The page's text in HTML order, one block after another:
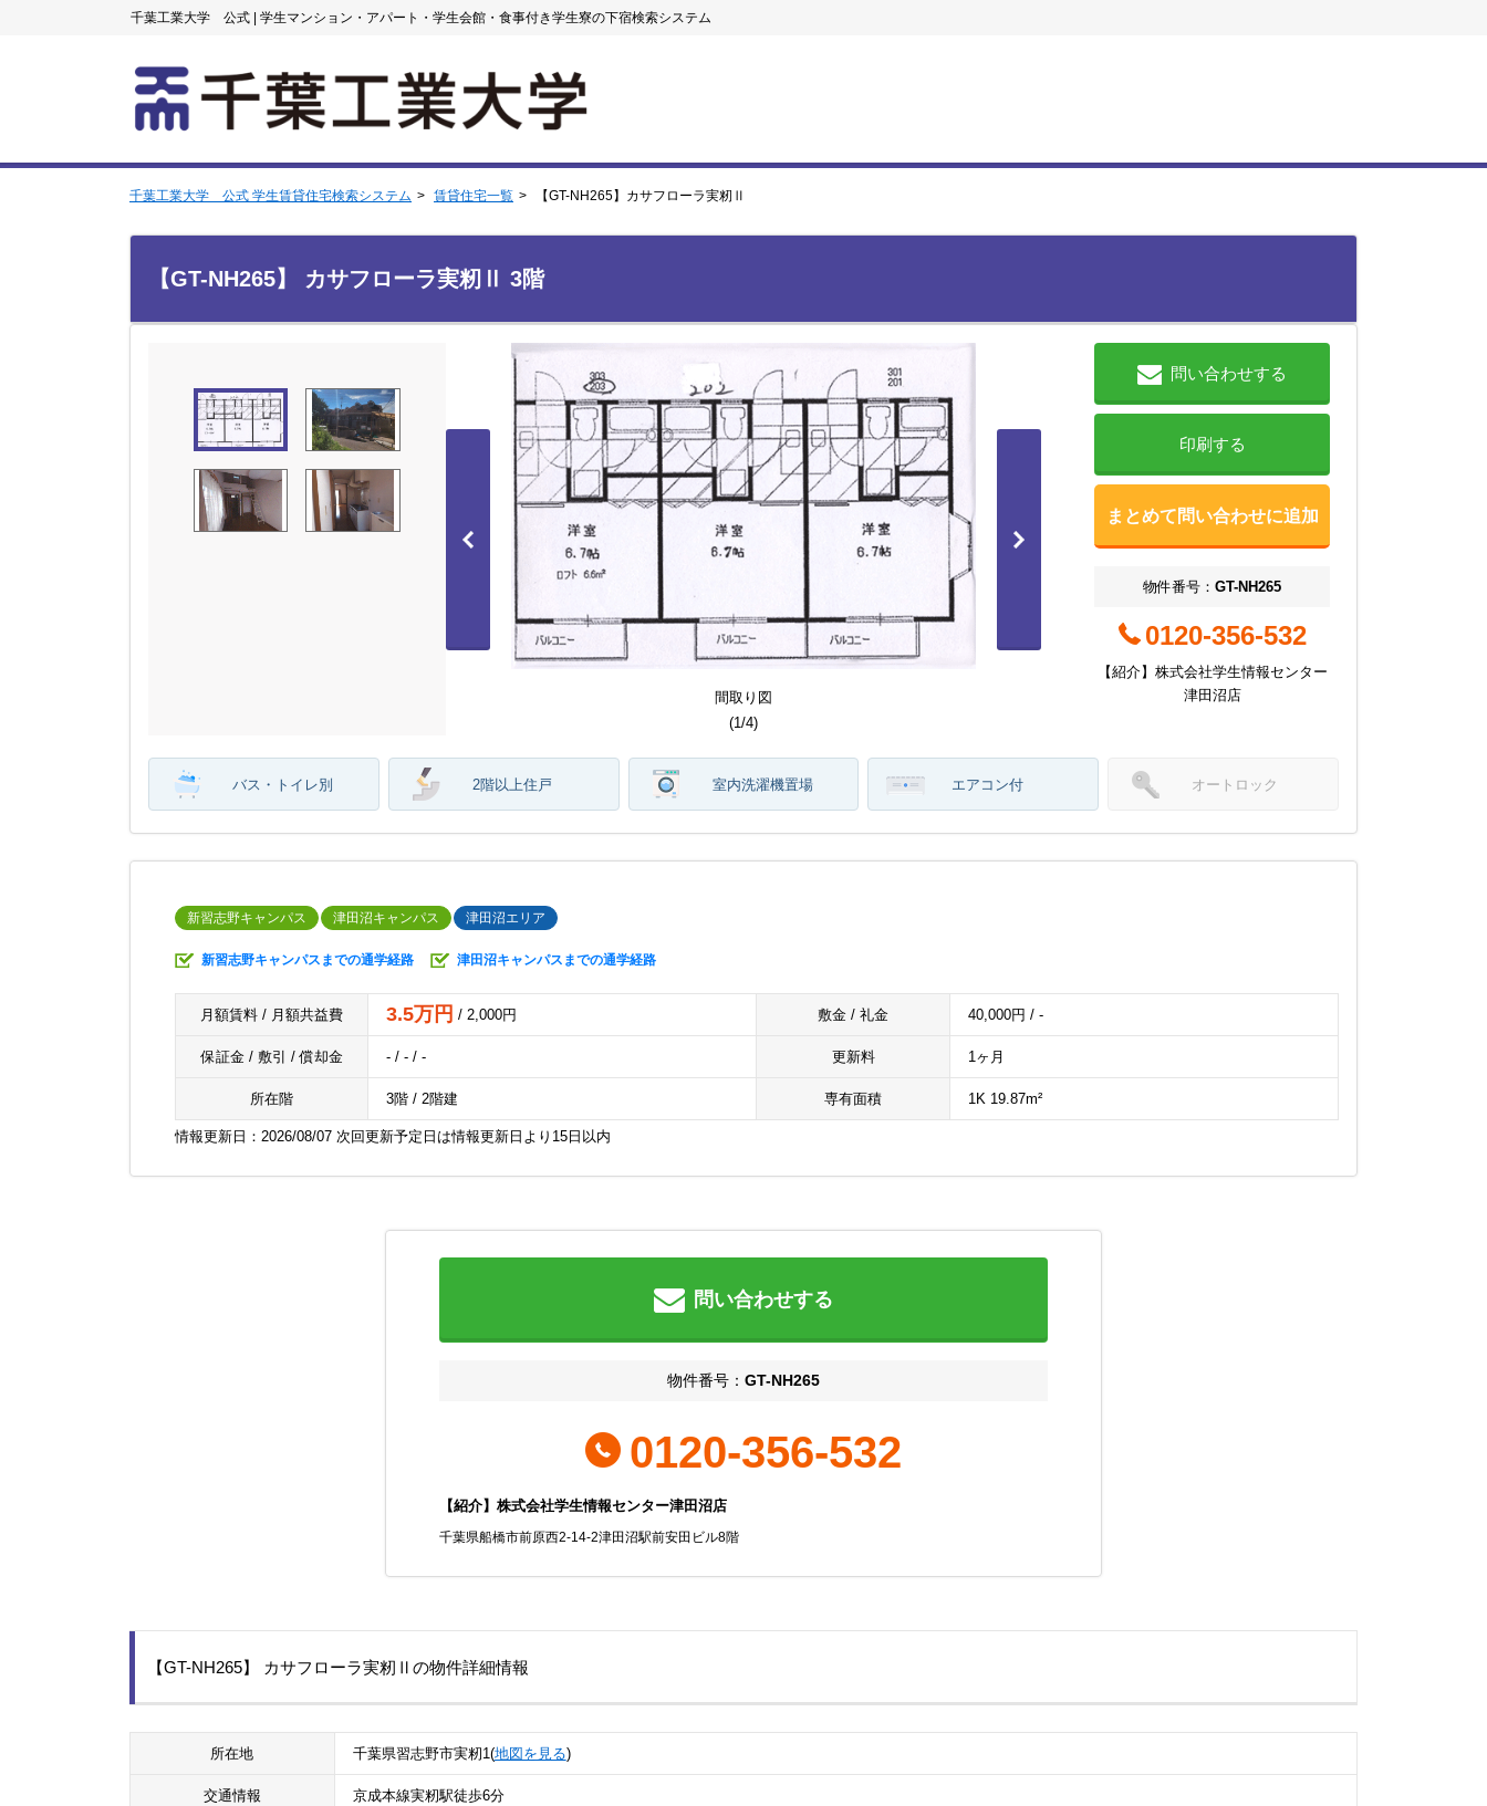
千葉工業大学 公式 学生マンション・アパート・学生会館・食事付き学生寮の下宿検索システム
千葉工業大学 公式 学生賃貸住宅検索システム 賃貸住宅一覧 【GT-NH265】カサフローラ実籾Ⅱ
【GT-NH265】 カサフローラ実籾Ⅱ 3階
キッチン
(1/4)
間取り図
(1/4)
建物外観
(1/4)
居室・リビング
(1/4)
キッチン
(1/4)
間取り図
(1/4)
問い合わせする
印刷する
まとめて問い合わせに追加
物件番号： GT-NH265
0120-356-532
【紹介】株式会社学生情報センター
津田沼店
バス・トイレ別 2階以上住戸 室内洗濯機置場 エアコン付 オートロック
新習志野キャンパス 津田沼キャンパス 津田沼エリア
新習志野キャンパスまでの通学経路 津田沼キャンパスまでの通学経路
月額賃料 / 月額共益費 3.5万円 / 2,000円 敷金 / 礼金 40,000円 / -
保証金 / 敷引 / 償却金 - / - / - 更新料 1ヶ月
所在階 3階 / 2階建 専有面積 1K 19.87m²
情報更新日：2026/08/07 次回更新予定日は情報更新日より15日以内
問い合わせする
物件番号： GT-NH265
0120-356-532
【紹介】株式会社学生情報センター津田沼店
千葉県船橋市前原西2-14-2津田沼駅前安田ビル8階
【GT-NH265】 カサフローラ実籾Ⅱの物件詳細情報
所在地 千葉県習志野市実籾1(地図を見る)
交通情報 京成本線実籾駅徒歩6分